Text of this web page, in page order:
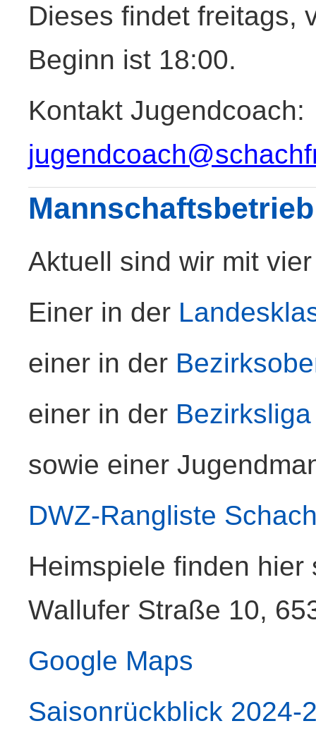
Dieses findet freitags,
Beginn ist 18:00.
Kontakt Jugendcoach:
Mannschaftsbetrieb
Aktuell sind wir mit
Einer in der
einer in der
einer in der Bezirksliga
sowie einer
DWZ-Rangliste
Heimspiele finden hier
Wallufer Straße 10,
Google Maps
Saisonrückblick 2024-